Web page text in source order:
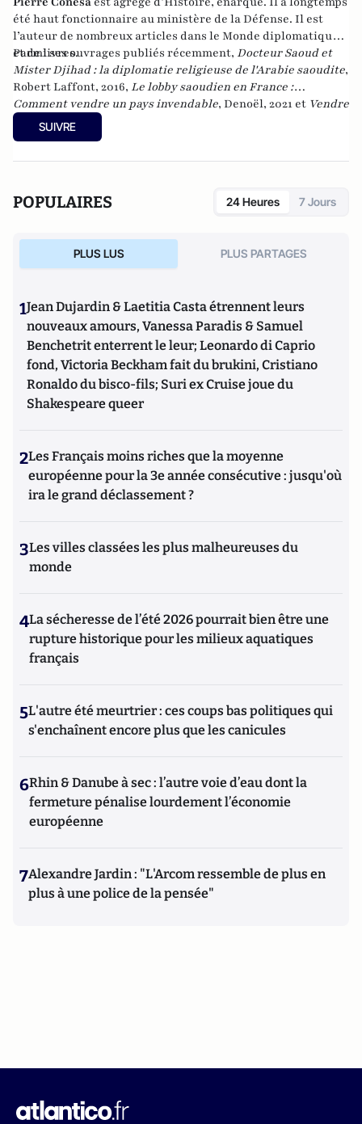
été haut fonctionnaire au ministère de la Défense. Il est
l’auteur de nombreux articles dans le Monde diplomatique
et de livres.
Parmi ses ouvrages publiés récemment, Docteur Saoud et
Mister Djihad : la diplomatie religieuse de l'Arabie saoudite,
Robert Laffont, 2016, Le lobby saoudien en France :
Comment vendre un pays invendable, Denoël, 2021 et Vendre
la guerre : Le complexe militaro-intellectuel
l'Aube, 2022.
SUIVRE
POPULAIRES 24 Heures 7 Jours
PLUS LUS PLUS PARTAGES
1Jean Dujardin & Laetitia Casta étrennent leurs
nouveaux amours, Vanessa Paradis & Samuel
Benchetrit enterrent le leur; Leonardo di Caprio
fond, Victoria Beckham fait du brukini, Cristiano
Ronaldo du bisco-fils; Suri ex Cruise joue du
Shakespeare queer
2Les Français moins riches que la moyenne
européenne pour la 3e année consécutive : jusqu'où
ira le grand déclassement ?
3Les villes classées les plus malheureuses du
monde
4La sécheresse de l’été 2026 pourrait bien être une
rupture historique pour les milieux aquatiques
français
5L'autre été meurtrier : ces coups bas politiques qui
s'enchaînent encore plus que les canicules
6Rhin & Danube à sec : l’autre voie d’eau dont la
fermeture pénalise lourdement l’économie
européenne
7Alexandre Jardin : "L'Arcom ressemble de plus en
plus à une police de la pensée"